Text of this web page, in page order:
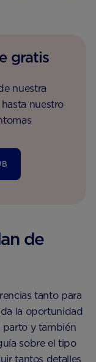
gratis
nuestra
nuestro
de
tanto para
la oportunidad
parto y también
sobre el tipo
tantos detalles